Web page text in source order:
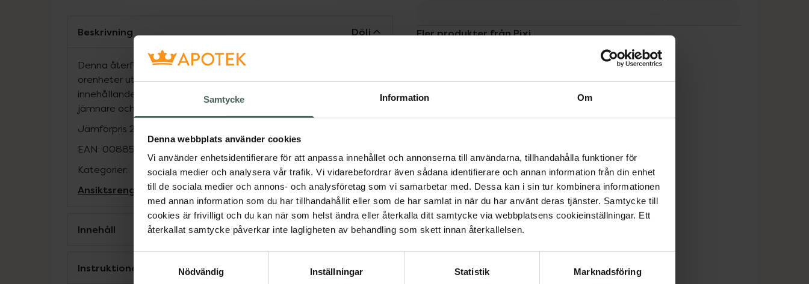
Samtycke Information Om
Denna webbplats använder cookies
Vi använder enhetsidentifierare för att anpassa innehållet och annonserna till användarna, tillhandahålla funktioner för
sociala medier och analysera vår trafik. Vi vidarebefordrar även sådana identifierare och annan information från din enhet
till de sociala medier och annons- och analysföretag som vi samarbetar med. Dessa kan i sin tur kombinera informationen
med annan information som du har tillhandahållit eller som de har samlat in när du har använt deras tjänster. Samtycke till
cookies är frivilligt och du kan när som helst ändra eller återkalla ditt samtycke via webbplatsens cookieinställningar. Ett
återkallat samtycke påverkar inte lagligheten av behandling som skett innan återkallelsen.
Nödvändig
Inställningar Statistik Marknadsföring
Fler produkter från Pixi
Beskrivning Dölj
Denna återfuktande rengöringsgel tar effektivt bort makeup och
orenheter utan att torka ut huden. Med en unik blandning
innehållandes aloe vera, ginseng och glykolsyra lämnar det huden
jämnare och klarare. Vegansk.
Jämförpris 2200 kr
EAN: 00885190812622
Kategorier:
AnsiktsrengöringAnsiktsvård
Innehåll Visa
Instruktioner Visa